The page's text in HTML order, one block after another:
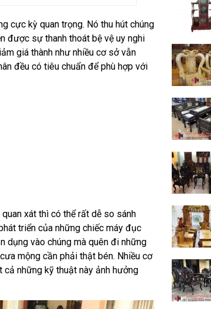
cực kỳ quan trọng. Nó thu hút chúng
được sự thanh thoát bệ vệ uy nghi
giá thành như nhiều cơ sở vẫn
đều có tiêu chuẩn để phù hợp với
xát thì có thể rất dễ so sánh
triển của những chiếc máy đục
dụng vào chúng mà quên đi những
mộng cần phải thật bén. Nhiều cơ
những kỹ thuật này ảnh hưởng